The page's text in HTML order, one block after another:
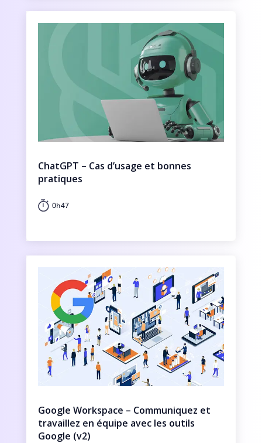
ChatGPT – Cas d’usage et bonnes
pratiques
0h47
Google Workspace – Communiquez et
travaillez en équipe avec les outils
Google (v2)